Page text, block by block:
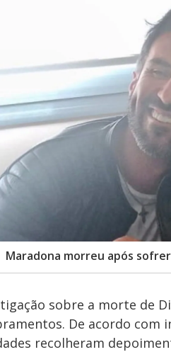
Maradona morreu após
sobre a morte de
De acordo com
recolheram